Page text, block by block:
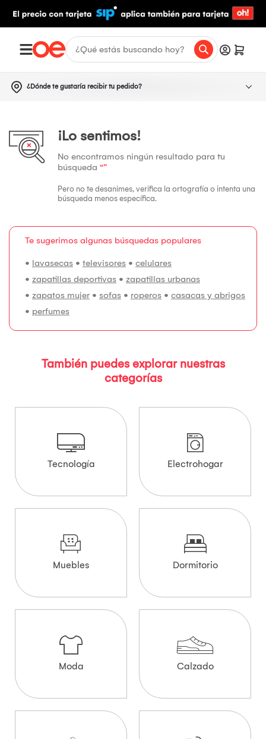
¿Dónde te gustaría recibir tu pedido?
¡Lo sentimos!
No encontramos ningún resultado para tu
búsqueda “”
Pero no te desanimes, verifica la ortografía o intenta una
búsqueda menos específica.
Te sugerimos algunas búsquedas populares
• lavasecas • televisores • celulares
• zapatillas deportivas • zapatillas urbanas
• zapatos mujer • sofas • roperos • casacas y abrigos
• perfumes
También puedes explorar nuestras
categorías
Tecnología Electrohogar
Muebles Dormitorio
Moda Calzado